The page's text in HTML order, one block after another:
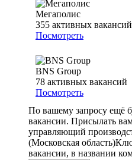
Мегаполис
355 активных вакансий
Посмотреть
BNS Group
78 активных вакансий
Посмотреть
По вашему запросу ещё
вакансии. Присылать
управляющий
(Московская область)
вакансии, в названии